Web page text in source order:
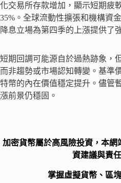
化​​交易所存款增加，顯示短期疲
35%。全球流動性擴張和機構資
降息立場為第四季的上漲提供了
短期回調可能源自於過熱跡象，
而非趨勢或市場認知轉變。基準
特幣的內在價值穩定提升。儘管
漲前景仍穩固。
加密貨幣屬於高風險投資，本網
資建議與責任
掌握虛擬貨幣、區